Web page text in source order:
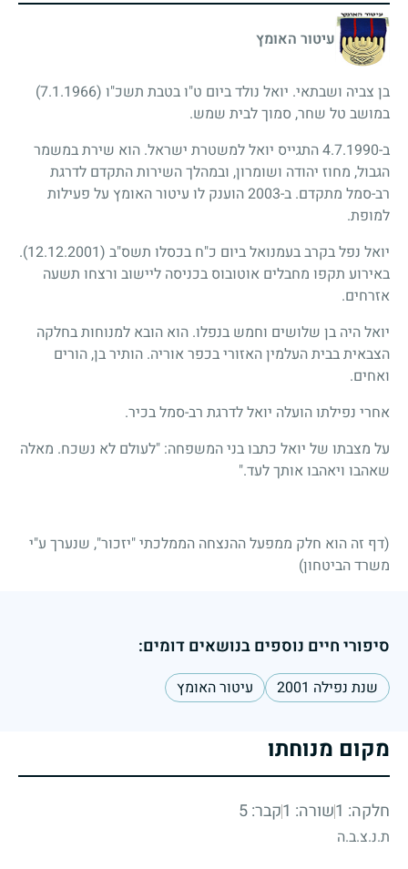
עיטור האומץ
בן צביה ושבתאי. יואל נולד ביום ט"ו בטבת תשכ"ו (7.1.1966)
במושב טל שחר, סמוך לבית שמש.
ב-4.7.1990 התגייס יואל למשטרת ישראל. הוא שירת במשמר
הגבול, מחוז יהודה ושומרון, ובמהלך השירות התקדם לדרגת
רב-סמל מתקדם. ב-2003 הוענק לו עיטור האומץ על פעילות
למופת.
יואל נפל בקרב בעמנואל ביום כ"ח בכסלו תשס"ב (12.12.2001)
.
באירוע תקפו מחבלים אוטובוס בכניסה ליישוב ורצחו תשעה
אזרחים.
יואל היה בן שלושים וחמש בנפלו. הוא הובא למנוחות בחלקה
הצבאית בבית העלמין האזורי בכפר אוריה. הותיר בן, הורים
ואחים.
אחרי נפילתו הועלה יואל לדרגת רב-סמל בכיר.
על מצבתו של יואל כתבו בני המשפחה: "לעולם לא נשכח. מאלה
שאהבו ויאהבו אותך לעד."
(דף זה הוא חלק ממפעל ההנצחה הממלכתי "יזכור", שנערך ע"י
משרד הביטחון)
סיפורי חיים נוספים בנושאים דומים:
שנת נפילה 2001 עיטור האומץ
מקום מנוחתו
חלקה: 1 שורה: 1 קבר: 5
ת.נ.צ.ב.ה